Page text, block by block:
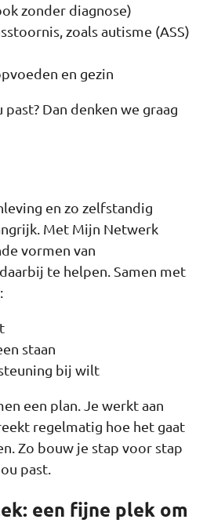
zonder diagnose)
zoals autisme (ASS)
en gezin
Dan denken we graag
en zo zelfstandig
Met Mijn Netwerk
vormen van
te helpen. Samen met
staan
bij wilt
een plan. Je werkt aan
regelmatig hoe het gaat
Zo bouw je stap voor stap
past.
een fijne plek om